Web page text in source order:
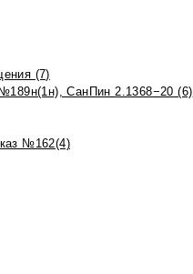
(7)
СанПин 2.1368−20 (6)
№162(4)